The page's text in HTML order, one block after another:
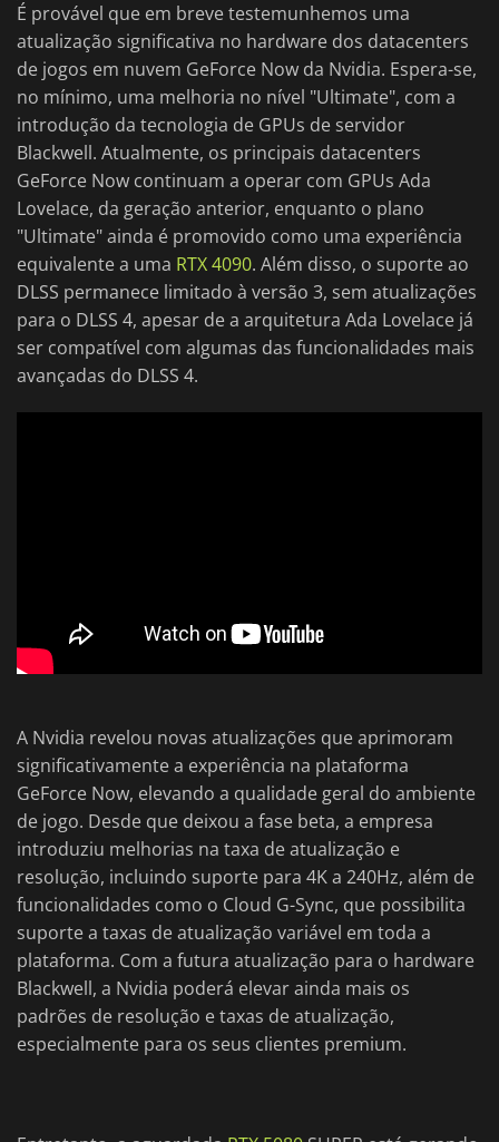
É provável que em breve testemunhemos uma
atualização significativa no hardware dos datacenters
de jogos em nuvem GeForce Now da Nvidia. Espera-se,
no mínimo, uma melhoria no nível "Ultimate", com a
introdução da tecnologia de GPUs de servidor
Blackwell. Atualmente, os principais datacenters
GeForce Now continuam a operar com GPUs Ada
Lovelace, da geração anterior, enquanto o plano
"Ultimate" ainda é promovido como uma experiência
equivalente a uma RTX 4090. Além disso, o suporte ao
DLSS permanece limitado à versão 3, sem atualizações
para o DLSS 4, apesar de a arquitetura Ada Lovelace já
ser compatível com algumas das funcionalidades mais
avançadas do DLSS 4.
A Nvidia revelou novas atualizações que aprimoram
significativamente a experiência na plataforma
GeForce Now, elevando a qualidade geral do ambiente
de jogo. Desde que deixou a fase beta, a empresa
introduziu melhorias na taxa de atualização e
resolução, incluindo suporte para 4K a 240Hz, além de
funcionalidades como o Cloud G-Sync, que possibilita
suporte a taxas de atualização variável em toda a
plataforma. Com a futura atualização para o hardware
Blackwell, a Nvidia poderá elevar ainda mais os
padrões de resolução e taxas de atualização,
especialmente para os seus clientes premium.